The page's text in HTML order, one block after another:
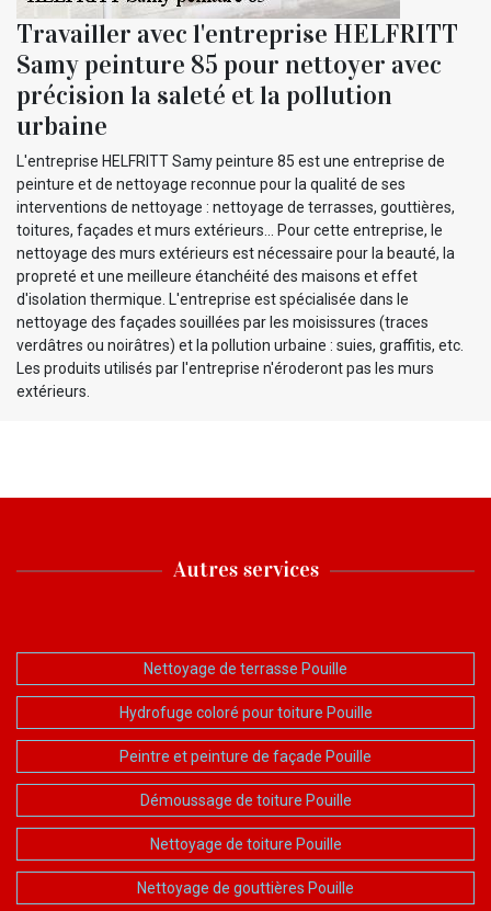
Travailler avec l'entreprise HELFRITT
Samy peinture 85 pour nettoyer avec
précision la saleté et la pollution
urbaine
L'entreprise HELFRITT Samy peinture 85 est une entreprise de
peinture et de nettoyage reconnue pour la qualité de ses
interventions de nettoyage : nettoyage de terrasses, gouttières,
toitures, façades et murs extérieurs... Pour cette entreprise, le
nettoyage des murs extérieurs est nécessaire pour la beauté, la
propreté et une meilleure étanchéité des maisons et effet
d'isolation thermique. L'entreprise est spécialisée dans le
nettoyage des façades souillées par les moisissures (traces
verdâtres ou noirâtres) et la pollution urbaine : suies, graffitis, etc.
Les produits utilisés par l'entreprise n'éroderont pas les murs
extérieurs.
Autres services
Nettoyage de terrasse Pouille
Hydrofuge coloré pour toiture Pouille
Peintre et peinture de façade Pouille
Démoussage de toiture Pouille
Nettoyage de toiture Pouille
Nettoyage de gouttières Pouille